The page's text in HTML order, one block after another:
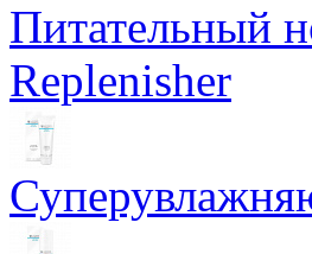
Питательный
Replenisher